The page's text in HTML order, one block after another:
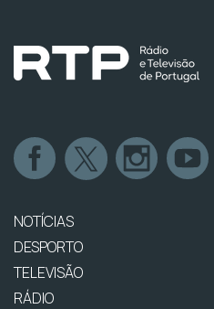
NOTÍCIAS
DESPORTO
TELEVISÃO
RÁDIO